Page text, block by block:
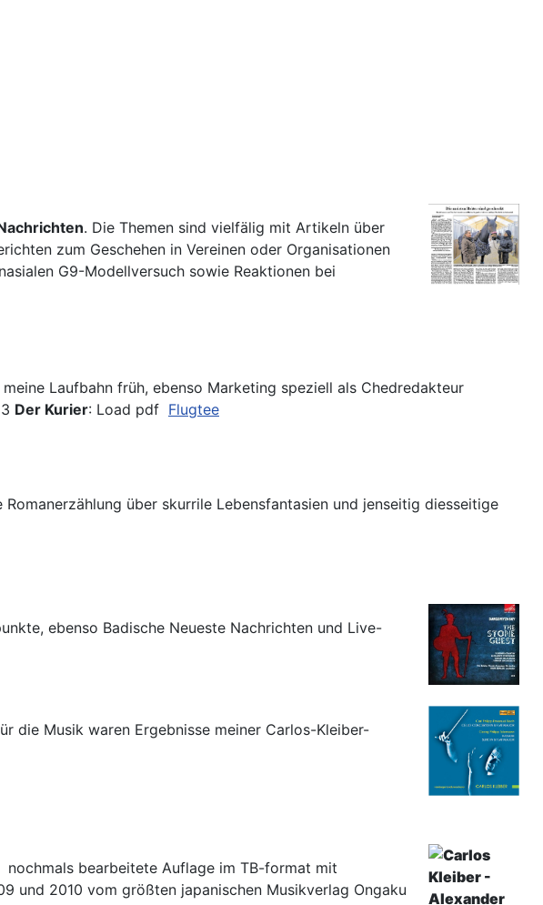
. Die Themen sind vielfälig mit Artikeln über
zum Geschehen in Vereinen oder Organisationen
G9-Modellversuch sowie Reaktionen bei
Laufbahn früh, ebenso Marketing speziell als Chedredakteur
Der Kurier: Load pdf Flugtee
über skurrile Lebensfantasien und jenseitig diesseitige
ebenso Badische Neueste Nachrichten und Live-
die Musik waren Ergebnisse meiner Carlos-Kleiber-
bearbeitete Auflage im TB-format mit
und 2010 vom größten japanischen Musikverlag Ongaku